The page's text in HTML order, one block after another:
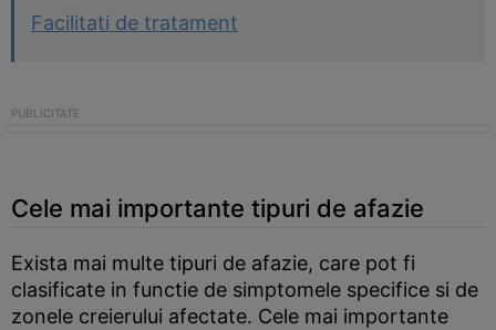
Facilitati de tratament
Cele mai importante tipuri de afazie
Exista mai multe tipuri de afazie, care pot fi
clasificate in functie de simptomele specifice si de
zonele creierului afectate. Cele mai importante